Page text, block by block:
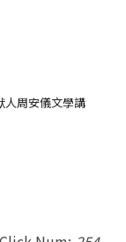
人周安儀文學講